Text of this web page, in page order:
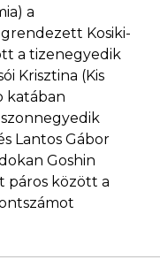
a
Kosiki-
a tizenegyedik
Krisztina (Kis
katában
Lantos Gábor
Goshin
páros között a